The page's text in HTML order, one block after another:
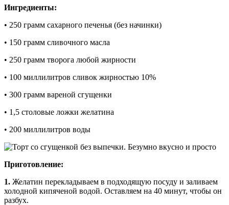
Ингредиенты:
• 250 грамм сахарного печенья (без начинки)
• 150 грамм сливочного масла
• 250 грамм творога любой жирности
• 100 миллилитров сливок жирностью 10%
• 300 грамм вареной сгущенки
• 1,5 столовые ложки желатина
• 200 миллилитров воды
Приготовление:
1. Желатин перекладываем в подходящую посуду и заливаем
холодной кипяченой водой. Оставляем на 40 минут, чтобы он
разбух.